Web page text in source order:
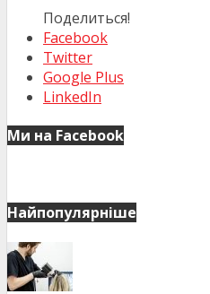
Поделиться!
Facebook
Twitter
Google Plus
LinkedIn
Ми на Facebook
Найпопулярніше